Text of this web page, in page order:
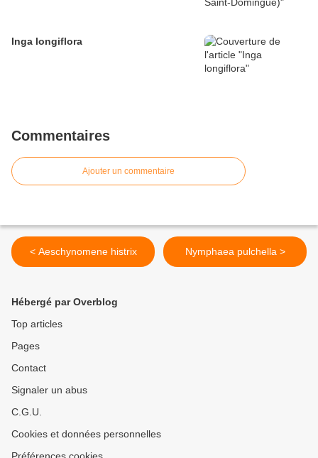
Inga longiflora
Commentaires
Ajouter un commentaire
< Aeschynomene histrix Nymphaea pulchella >
Hébergé par Overblog
Top articles
Pages
Contact
Signaler un abus
C.G.U.
Cookies et données personnelles